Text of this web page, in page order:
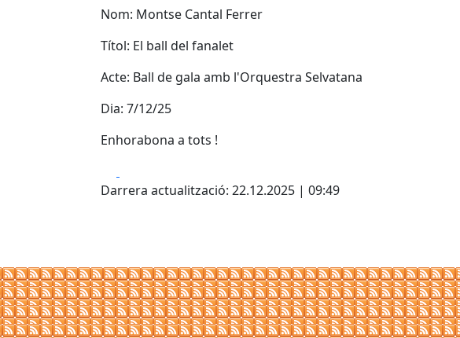
Nom: Montse Cantal Ferrer
Títol: El ball del fanalet
Acte: Ball de gala amb l'Orquestra Selvatana
Dia: 7/12/25
Enhorabona a tots !
Darrera actualització: 22.12.2025 | 09:49